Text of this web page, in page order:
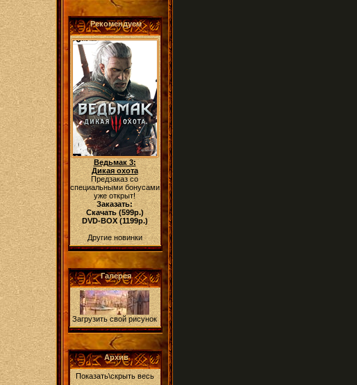
Рекомендуем
Ведьмак 3:
Дикая охота
Предзаказ со
специальными бонусами
уже открыт!
Заказать:
Скачать (599р.)
DVD-BOX (1199р.)
Другие новинки
Галерея
Загрузить свой рисунок
Архив
Показать\скрыть весь